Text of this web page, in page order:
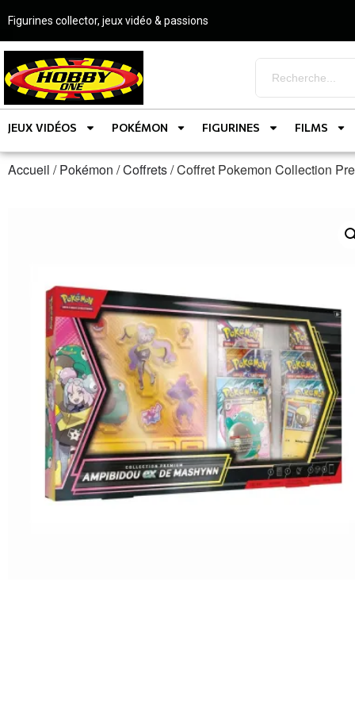
Figurines collector, jeux vidéo & passions
JEUX VIDÉOS POKÉMON FIGURINES FILMS
Accueil /Pokémon /Coffrets/ Coffret Pokemon Collection